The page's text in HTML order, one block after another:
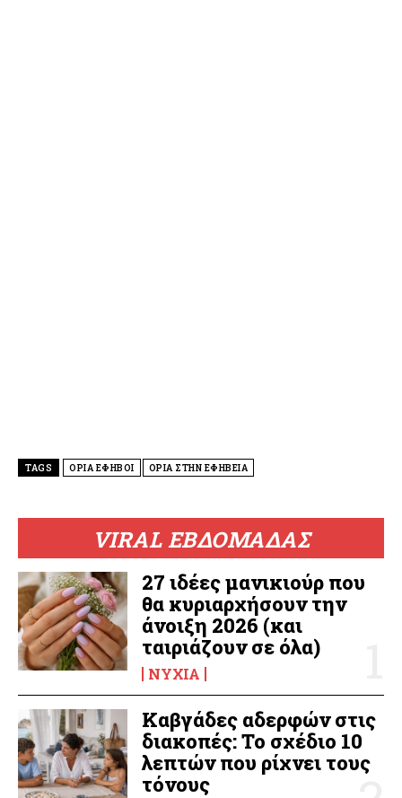
VIRAL ΕΒΔΟΜΑΔΑΣ
27 ιδέες μανικιούρ που
θα κυριαρχήσουν την
άνοιξη 2026 (και
ταιριάζουν σε όλα)
ΝΎΧΙΑ
Καβγάδες αδερφών στις
διακοπές: Το σχέδιο 10
λεπτών που ρίχνει τους
τόνους
TAGS ΟΡΙΑ ΕΦΗΒΟΙ ΟΡΙΑ ΣΤΗΝ ΕΦΗΒΕΙΑ